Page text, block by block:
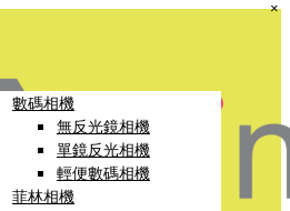
數碼相機
無反光鏡相機
單鏡反光相機
輕便數碼相機
菲林相機
×